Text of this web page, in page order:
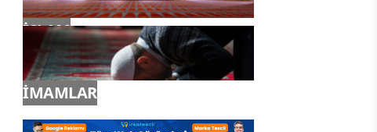
İSLAM
İMAMLAR